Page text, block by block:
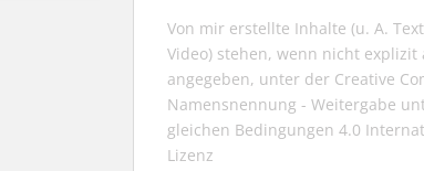
Von mir erstellte Inhalte (u. A.
Video) stehen, wenn nicht explizit
angegeben, unter der Creative
Namensnennung - Weitergabe
gleichen Bedingungen 4.0
Lizenz